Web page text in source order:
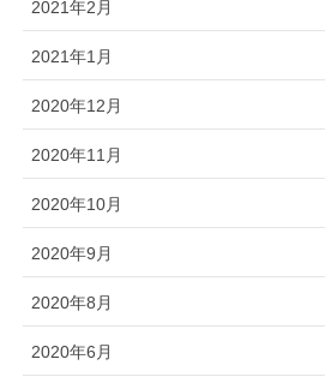
2021年2月
2021年1月
2020年12月
2020年11月
2020年10月
2020年9月
2020年8月
2020年6月